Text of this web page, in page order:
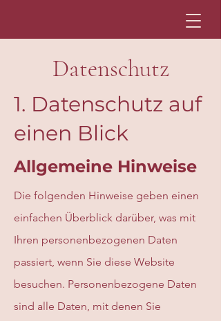
Datenschutz
1. Datenschutz auf
einen Blick
Allgemeine Hinweise
Die folgenden Hinweise geben einen
einfachen Überblick darüber, was mit
Ihren personenbezogenen Daten
passiert, wenn Sie diese Website
besuchen. Personenbezogene Daten
sind alle Daten, mit denen Sie